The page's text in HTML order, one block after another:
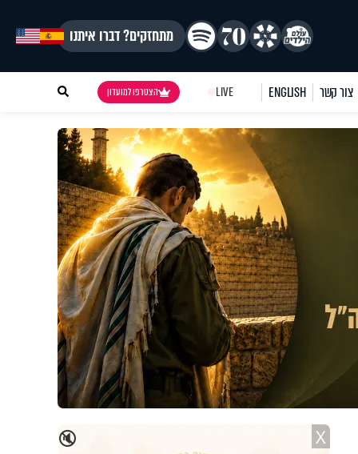
מתחזקים? דברו איתנו
צור קשר ENGLISH
LIVE הצטרפו למועדון
🔇 X